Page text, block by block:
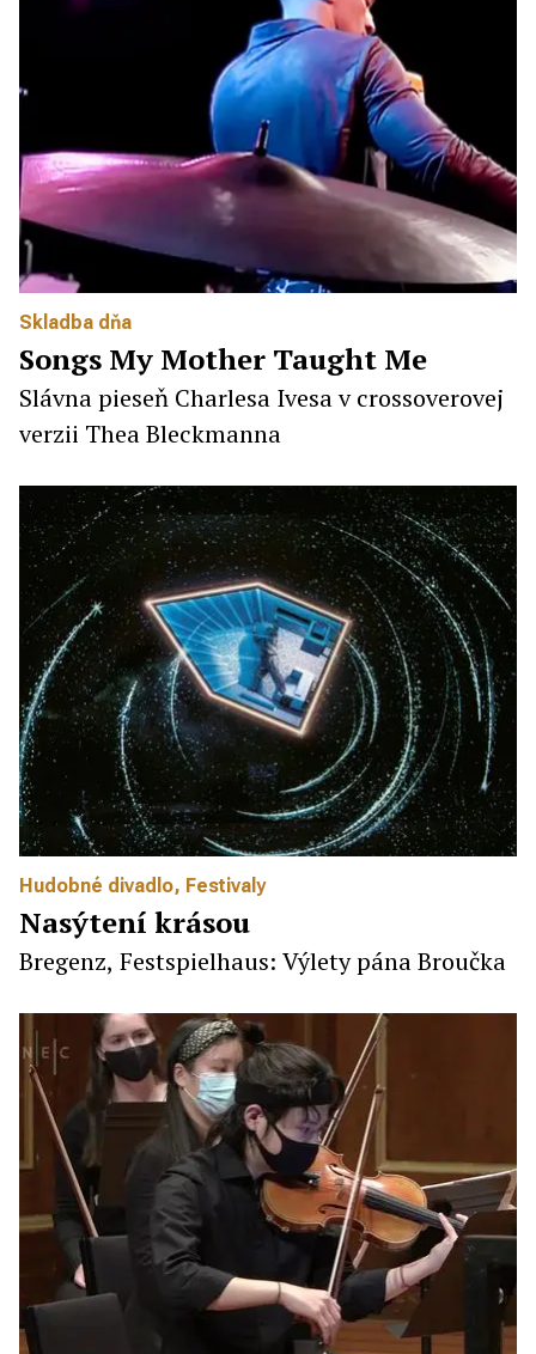
Skladba dňa
Songs My Mother Taught Me
Slávna pieseň Charlesa Ivesa v crossoverovej
verzii Thea Bleckmanna
Hudobné divadlo, Festivaly
Nasýtení krásou
Bregenz, Festspielhaus: Výlety pána Broučka